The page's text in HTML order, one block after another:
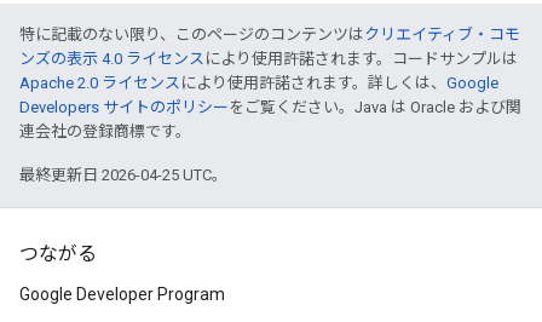
特に記載のない限り、このページのコンテンツはクリエイティブ・コモ
ンズの表示 4.0 ライセンス により使用許諾されます。コードサンプルは
Apache 2.0 ライセンス により使用許諾されます。詳しくは、 Google
Developers サイトのポリシー をご覧ください。Java は Oracle および関
連会社の登録商標です。
最終更新日 2026-04-25 UTC。
つながる
Google Developer Program